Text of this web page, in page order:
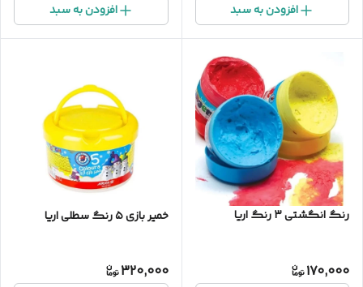
افزودن به سبد افزودن به سبد
رنگ انگشتی ۳ رنگ اریا
170,000
خمیر بازی ۵ رنگ سطلی اریا
320,000